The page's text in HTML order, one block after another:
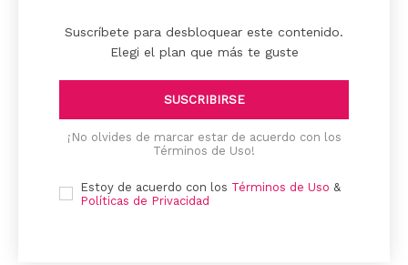
Suscríbete para desbloquear este contenido.
Elegi el plan que más te guste
SUSCRIBIRSE
¡No olvides de marcar estar de acuerdo con los
Términos de Uso!
Estoy de acuerdo con los Términos de Uso &
Políticas de Privacidad